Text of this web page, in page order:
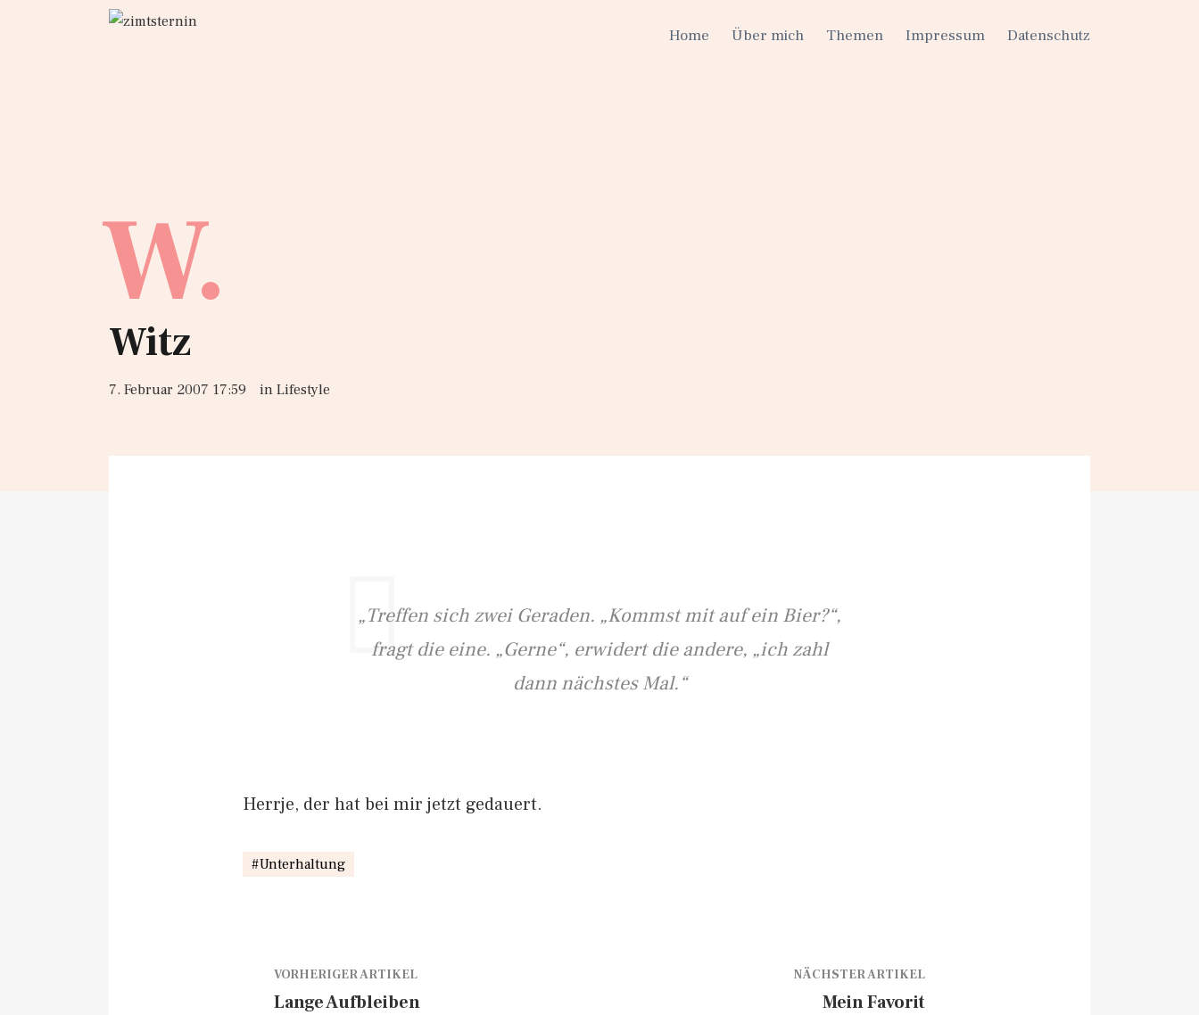
Home Über mich Themen Impressum Datenschutz
W.
Witz
7. Februar 2007 17:59 in Lifestyle
„Treffen sich zwei Geraden. „Kommst mit auf ein Bier?“,
fragt die eine. „Gerne“, erwidert die andere, „ich zahl
dann nächstes Mal.“
Herrje, der hat bei mir jetzt gedauert.
Unterhaltung
VORHERIGER ARTIKEL
Lange Aufbleiben
NÄCHSTER ARTIKEL
Mein Favorit